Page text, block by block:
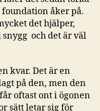
åker på.
det hjälper,
och det är väl
kvar. Det är en
på den, men den
oftast ont i ögonen
sätt letar sig för